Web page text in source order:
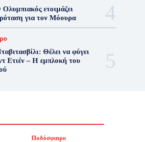
ετοιμάζει
για τον Μόουρα
Θέλει να φύγει
Ετιέν – Η εμπλοκή του
Ποδόσφαιρο